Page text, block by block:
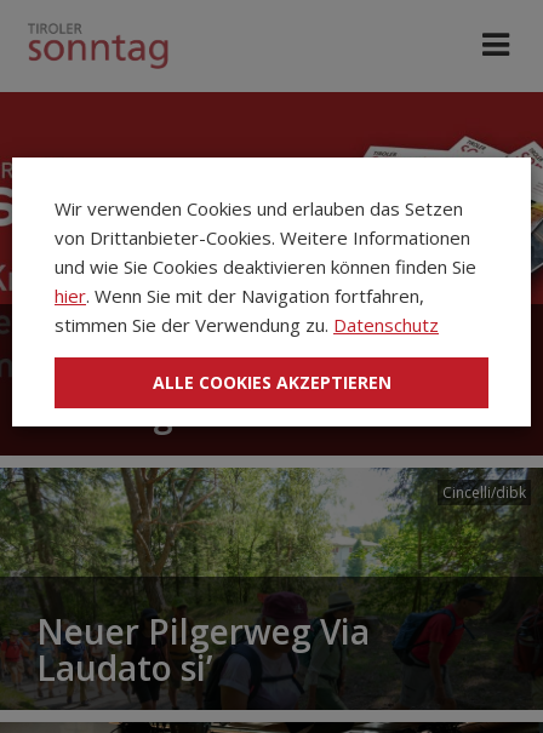
Die Kirchenzeitung Tiroler
Sonntag
Cincelli/dibk
Neuer Pilgerweg Via
Laudato si’
Wir verwenden Cookies und erlauben das Setzen
von Drittanbieter-Cookies. Weitere Informationen
und wie Sie Cookies deaktivieren können finden Sie
hier. Wenn Sie mit der Navigation fortfahren,
stimmen Sie der Verwendung zu. Datenschutz
ALLE COOKIES AKZEPTIEREN